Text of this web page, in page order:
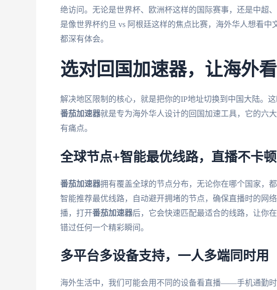
绝访问。无论是世界杯、欧洲杯这样的国际赛事，还是中超
是像世界杯约旦 vs 阿根廷这样的焦点比赛，海外华人想看
都深有体会。
选对回国加速器，让海外
解决地区限制的核心，就是把你的IP地址切换到中国大陆。
番茄加速器就是专为海外华人设计的回国加速工具，它的六
有痛点。
全球节点+智能最优线路，直播不卡顿
番茄加速器拥有覆盖全球的节点分布，无论你在哪个国家，
智能推荐最优线路，自动避开拥堵的节点，确保直播时的网
播，打开番茄加速器后，它会快速匹配最适合的线路，让你
错过任何一个精彩瞬间。
多平台多设备支持，一人多端同时用
海外生活中，我们可能会用不同的设备看直播——手机通勤时